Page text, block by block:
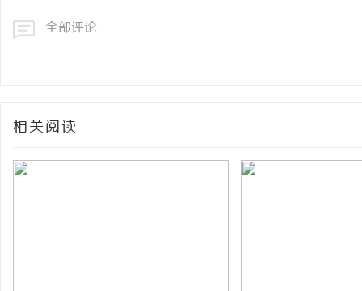
全部评论
相关阅读